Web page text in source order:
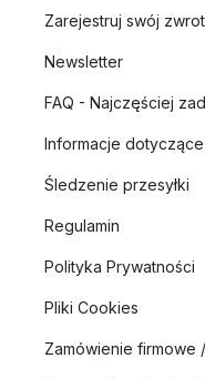
Zarejestruj swój
Newsletter
FAQ - Najczęściej
Informacje
Śledzenie przesyłki
Regulamin
Polityka Prywatności
Pliki Cookies
Zamówienie firmowe